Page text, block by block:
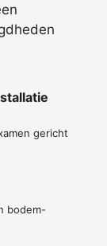
gericht
bodem-